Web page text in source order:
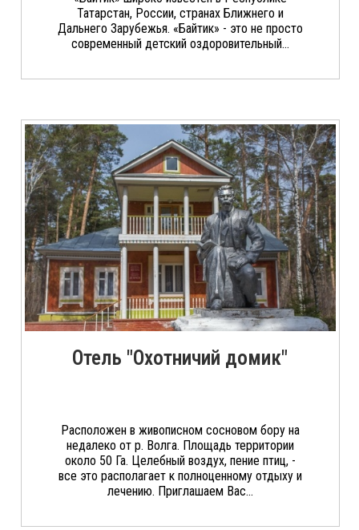
Татарстан, России, странах Ближнего и
Дальнего Зарубежья. «Байтик» - это не просто
современный детский оздоровительный...
Отель "Охотничий домик"
Расположен в живописном сосновом бору на
недалеко от р. Волга. Площадь территории
около 50 Га. Целебный воздух, пение птиц, -
все это располагает к полноценному отдыху и
лечению. Приглашаем Вас...